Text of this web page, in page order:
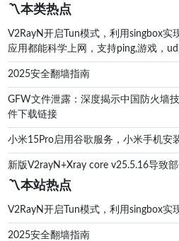
〽️本类热点
V2RayN开启Tun模式，利用singbox实
应用都能科学上网，支持ping,游戏，
2025安全翻墙指南
GFW文件泄露：深度揭示中国防火墙
件下载链接
小米15Pro启用谷歌服务，小米手机安
新版V2rayN+Xray core v25.5.16导致
〽️本站热点
V2RayN开启Tun模式，利用singbox
2025安全翻墙指南